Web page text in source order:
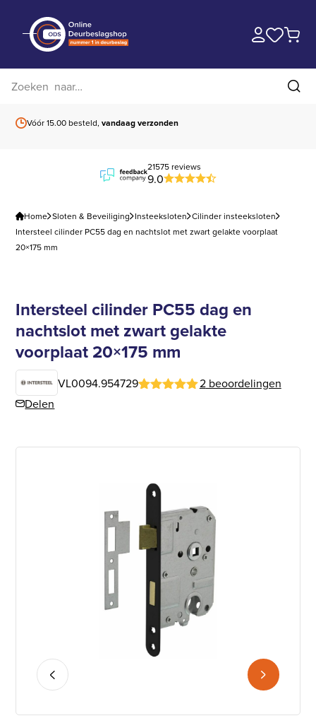
Vóór 15.00 besteld,vandaag verzonden
21575 reviews
9.0
Home Sloten & Beveiliging Insteeksloten Cilinder insteeksloten
Intersteel cilinder PC55 dag en nachtslot met zwart gelakte voorplaat
20×175 mm
Intersteel cilinder PC55 dag en
nachtslot met zwart gelakte
voorplaat 20×175 mm
VL0094.954729
klantbeoordeling
2beoordelingen
Delen